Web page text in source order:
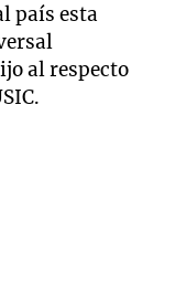
país esta
al respecto